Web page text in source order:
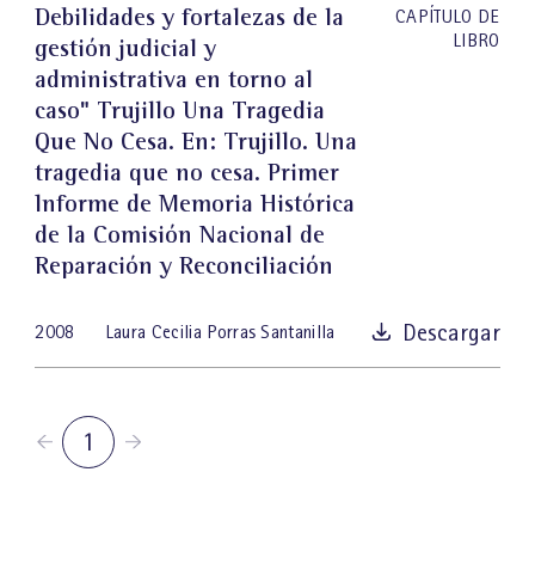
Debilidades y fortalezas de la
gestión judicial y
administrativa en torno al
caso" Trujillo Una Tragedia
Que No Cesa. En: Trujillo. Una
tragedia que no cesa. Primer
Informe de Memoria Histórica
de la Comisión Nacional de
Reparación y Reconciliación
CAPÍTULO DE
LIBRO
2008 Laura Cecilia Porras Santanilla Descargar
1